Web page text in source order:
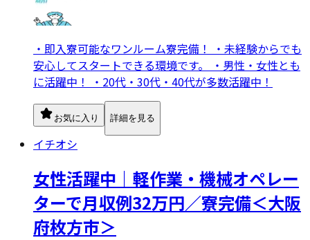
・即入寮可能なワンルーム寮完備！ ・未経験からでも
安心してスタートできる環境です。 ・男性・女性とも
に活躍中！ ・20代・30代・40代が多数活躍中！
お気に入り 詳細を見る
イチオシ
女性活躍中｜軽作業・機械オペレー
ターで月収例32万円／寮完備＜大阪
府枚方市＞